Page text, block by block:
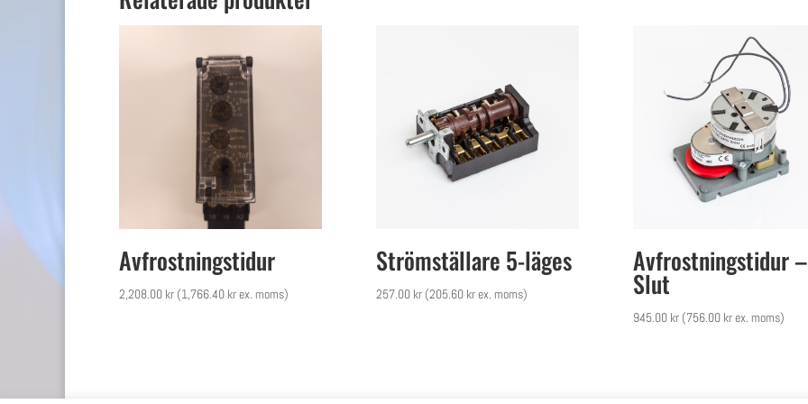
Avfrostningstidur
2,208.00 kr (1,766.40 krex. moms)
Strömställare 5-läges
257.00 kr (205.60 krex. moms)
Avfrostningstidur –
Slut
945.00 kr (756.00 krex. moms)